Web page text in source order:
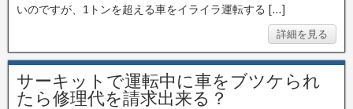
いのですが、1トンを超える車をイライラ運転する […]
詳細を見る
サーキットで運転中に車をブツケられ
たら修理代を請求出来る？